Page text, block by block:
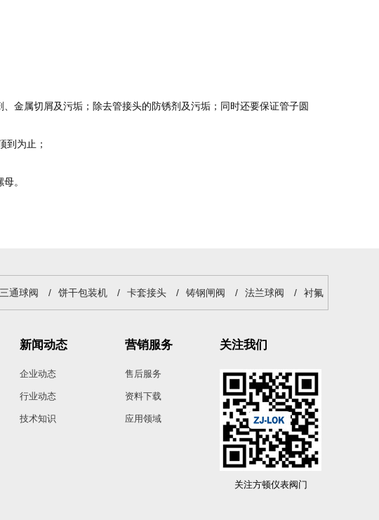
金属切屑及污垢；除去管接头的防锈剂及污垢；同时还要保证管子圆
到为止；
。
三通球阀 / 饼干包装机 / 卡套接头 / 铸钢闸阀 / 法兰球阀 / 衬氟
新闻动态
企业动态
行业动态
技术知识
营销服务
售后服务
资料下载
应用领域
关注我们
关注方顿仪表阀门